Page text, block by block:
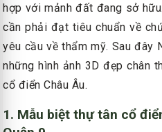
hợp với mảnh đất đang sở
cần phải đạt tiêu chuẩn về
yêu cầu về thẩm mỹ. Sau đây
những hình ảnh 3D đẹp chân
cổ điển Châu Âu.
1. Mẫu biệt thự tân cổ